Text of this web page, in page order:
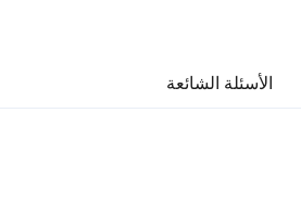
الأسئلة الشائعة